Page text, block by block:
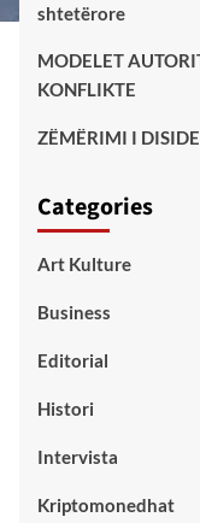
shtetërore
MODELET
KONFLIKTE
ZËMËRIMI I
Categories
Art Kulture
Business
Editorial
Histori
Intervista
Kriptomonedhat